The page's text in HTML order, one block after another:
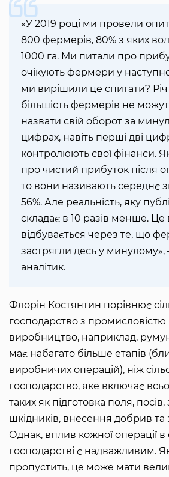
«У 2019 році ми провели
800 фермерів, 80% з яких
1000 га. Ми питали про
очікують фермери у
ми вирішили це спитати?
більшість фермерів не
назвати свій оборот за
цифрах, навіть перші дві
контролюють свої фінанси.
про чистий прибуток після
то вони називають середнє
56%. Але реальність, яку
складає в 10 разів менше. Це
відбувається через те, що
застрягли десь у
аналітик.
Флорін Костянтин порівнює
господарство з промисловістю
виробництво, наприклад,
має набагато більше етапів
виробничих операцій), ніж
господарство, яке включає
таких як підготовка поля, посів,
шкідників, внесення добрив
Однак, вплив кожної операції в
господарстві є надважливим.
пропустить, це може мати